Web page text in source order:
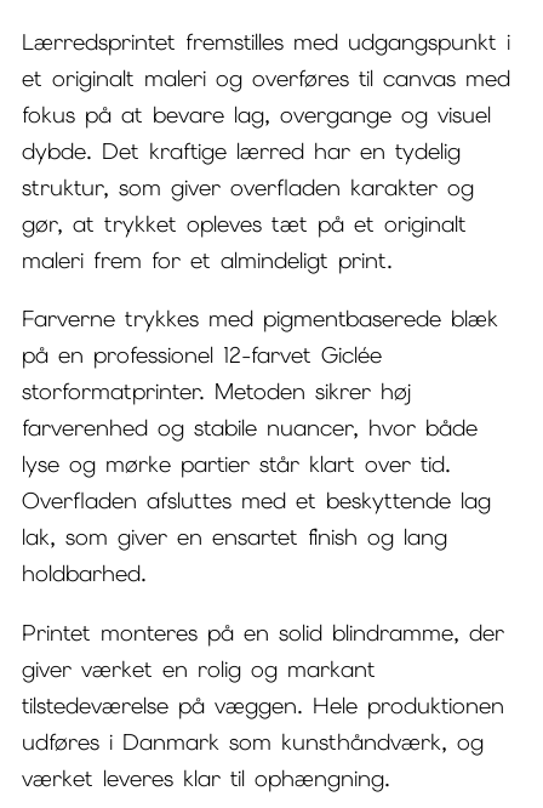
Lærredsprintet fremstilles med udgangspunkt i
et originalt maleri og overføres til canvas med
fokus på at bevare lag, overgange og visuel
dybde. Det kraftige lærred har en tydelig
struktur, som giver overfladen karakter og
gør, at trykket opleves tæt på et originalt
maleri frem for et almindeligt print.
Farverne trykkes med pigmentbaserede blæk
på en professionel 12-farvet Giclée
storformatprinter. Metoden sikrer høj
farverenhed og stabile nuancer, hvor både
lyse og mørke partier står klart over tid.
Overfladen afsluttes med et beskyttende lag
lak, som giver en ensartet finish og lang
holdbarhed.
Printet monteres på en solid blindramme, der
giver værket en rolig og markant
tilstedeværelse på væggen. Hele produktionen
udføres i Danmark som kunsthåndværk, og
værket leveres klar til ophængning.